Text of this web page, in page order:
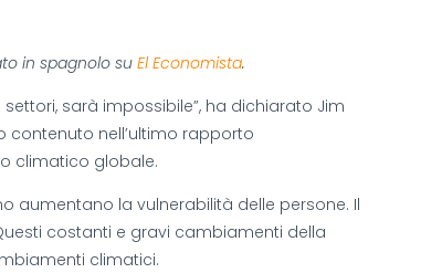
in spagnolo suEl Economista.
sarà impossibile”, ha dichiarato Jim
contenuto nell’ultimo rapporto
climatico globale.
aumentano la vulnerabilità delle persone. Il
costanti e gravi cambiamenti della
climatici.